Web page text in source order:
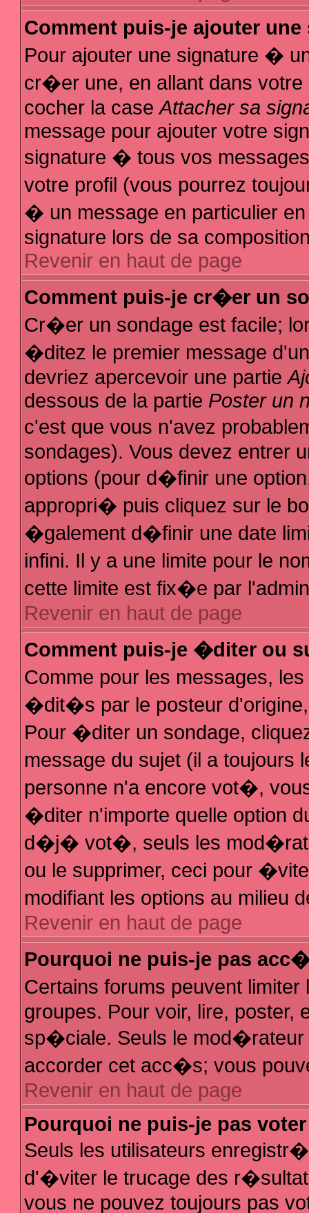
Comment puis-je ajouter
Pour ajouter une signature �
cr�er une, en allant dans
cocher la caseAttacher sa
message pour ajouter votre
signature � tous vos
votre profil (vous pourrez
� un message en particulier
signature lors de sa
Revenir en haut de page
Comment puis-je cr�er un
Cr�er un sondage est facile;
�ditez le premier message
devriez apercevoir une partie
dessous de la partie Poster un
c'est que vous n'avez
sondages). Vous devez entrer
options (pour d�finir une
appropri� puis cliquez sur le
�galement d�finir une date
infini. Il y a une limite pour le
cette limite est fix�e par
Revenir en haut de page
Comment puis-je �diter ou
Comme pour les messages,
�dit�s par le posteur
Pour �diter un sondage,
message du sujet (il a
personne n'a encore vot�,
�diter n'importe quelle option
d�j� vot�, seuls les
ou le supprimer, ceci pour
modifiant les options au milieu
Revenir en haut de page
Pourquoi ne puis-je pas
Certains forums peuvent
groupes. Pour voir, lire, poster,
sp�ciale. Seuls le mod�rateur
accorder cet acc�s; vous
Revenir en haut de page
Pourquoi ne puis-je pas
Seuls les utilisateurs
d'�viter le trucage des
vous ne pouvez toujours pas